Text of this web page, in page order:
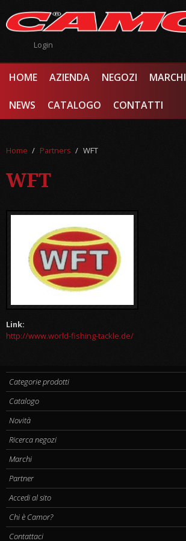
Login
HOME AZIENDA NEGOZI MARCHI
NEWS CATALOGO CONTATTI
Home / Partners / WFT
WFT
Link:
http://www.world-fishing-tackle.de/
Categorie prodotti
Catalogo
Novità
Ricerca negozi
Marchi
Partner
Accedi al sito
Chi è Camor?
Contattaci